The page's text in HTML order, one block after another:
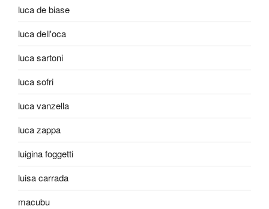
luca de biase
luca dell'oca
luca sartoni
luca sofri
luca vanzella
luca zappa
luigina foggetti
luisa carrada
macubu